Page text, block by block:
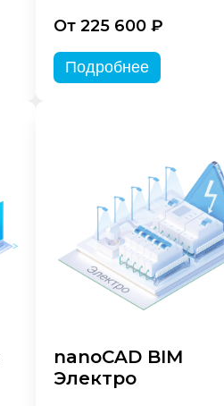
От 225 600 ₽
Подробнее
nanoCAD BIM
Электро